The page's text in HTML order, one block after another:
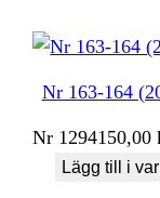
Nr 163-164
Nr 1294150,00
Lägg till i